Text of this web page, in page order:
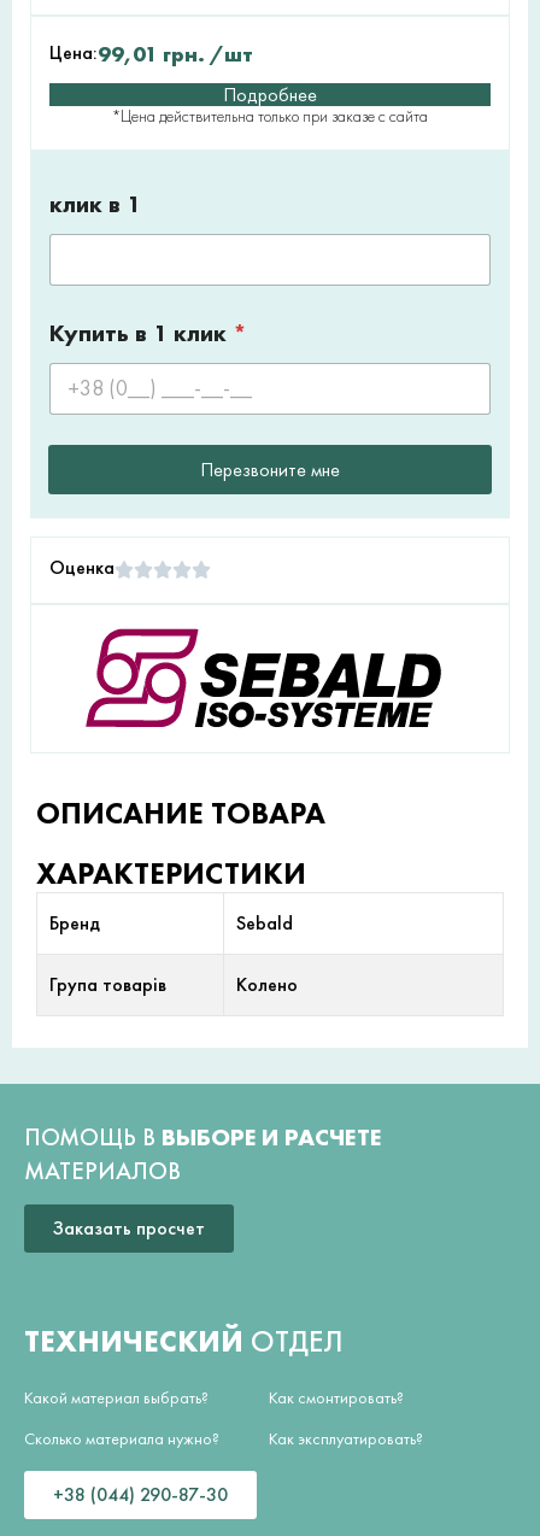
Цена:99,01 грн. /шт
Подробнее
*Цена действительна только при заказе с сайта
клик в 1
Купить в 1 клик *
Перезвоните мне
Оценка
ОПИСАНИЕ ТОВАРА
ХАРАКТЕРИСТИКИ
Бренд Sebald
Група товарів Колено
ПОМОЩЬ В ВЫБОРЕ И РАСЧЕТЕ
МАТЕРИАЛОВ
Заказать просчет
ТЕХНИЧЕСКИЙ ОТДЕЛ
Какой материал выбрать?
Сколько материала нужно?
Как смонтировать?
Как эксплуатировать?
+38 (044) 290-87-30